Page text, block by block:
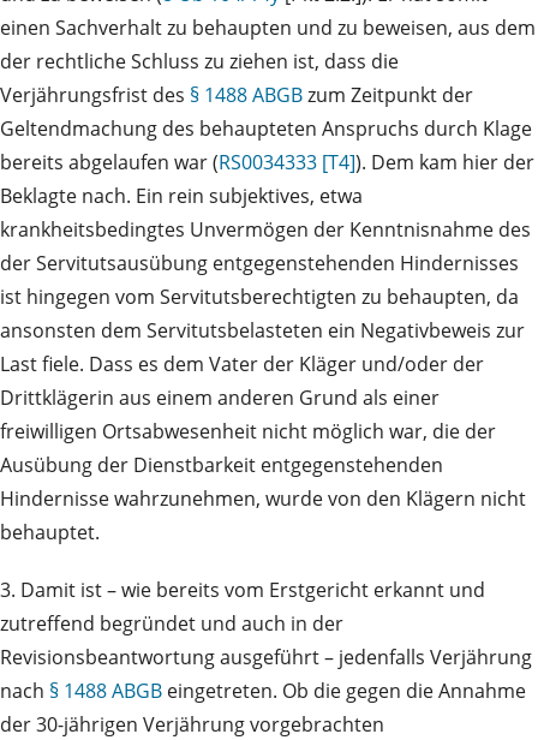
einen Sachverhalt zu behaupten und zu beweisen, aus dem
der rechtliche Schluss zu ziehen ist, dass die
Verjährungsfrist des § 1488 ABGBzum Zeitpunkt der
Geltendmachung des behaupteten Anspruchs durch Klage
bereits abgelaufen war (RS0034333 [T4]). Dem kam hier der
Beklagte nach. Ein rein subjektives, etwa
krankheitsbedingtes Unvermögen der Kenntnisnahme des
der Servitutsausübung entgegenstehenden Hindernisses
ist hingegen vom Servitutsberechtigten zu behaupten, da
ansonsten dem Servitutsbelasteten ein Negativbeweis zur
Last fiele. Dass es dem Vater der Kläger und/oder der
Drittklägerin aus einem anderen Grund als einer
freiwilligen Ortsabwesenheit nicht möglich war, die der
Ausübung der Dienstbarkeit entgegenstehenden
Hindernisse wahrzunehmen, wurde von den Klägern nicht
behauptet.
3. Damit ist – wie bereits vom Erstgericht erkannt und
zutreffend begründet und auch in der
Revisionsbeantwortung ausgeführt – jedenfalls Verjährung
nach § 1488 ABGB eingetreten. Ob die gegen die Annahme
der 30-jährigen Verjährung vorgebrachten